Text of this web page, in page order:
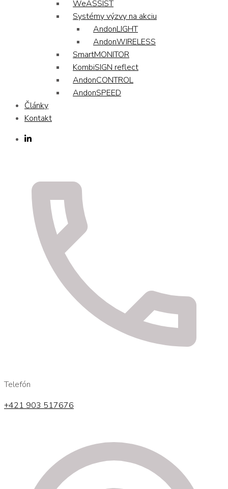
WeASSIST
Systémy výzvy na akciu
AndonLIGHT
AndonWIRELESS
SmartMONITOR
KombiSIGN reflect
AndonCONTROL
AndonSPEED
Články
Kontakt
Telefón
+421 903 517676